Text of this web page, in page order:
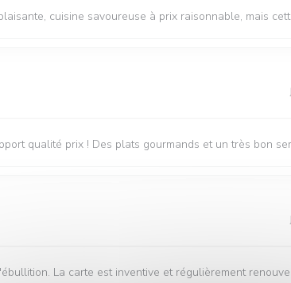
cuisine savoureuse à prix raisonnable, mais
qualité prix ! Des plats gourmands et un très bon
La carte est inventive et régulièrement